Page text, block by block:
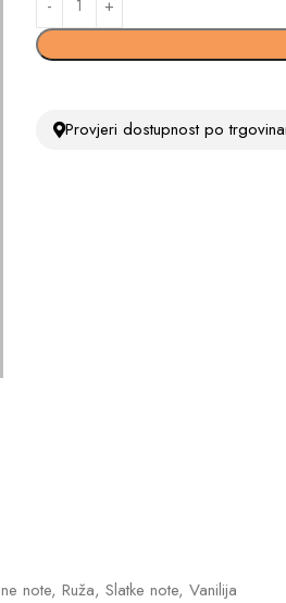
Provjeri dostupnost po
note, Ruža, Slatke note, Vanilija